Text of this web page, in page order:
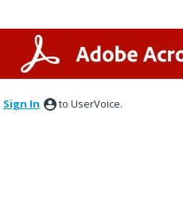
Sign In to UserVoice.